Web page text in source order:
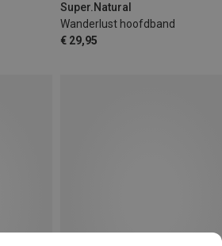
Super.Natural
Wanderlust hoofdband
€ 29,95